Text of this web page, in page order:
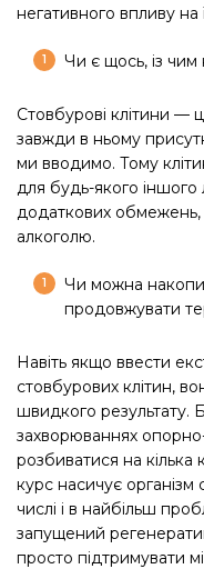
негативного впливу на
Чи є щось, із чим
Стовбурові клітини —
завжди в ньому
ми вводимо. Тому
для будь-якого іншого
додаткових
алкоголю.
Чи можна
продовжувати
Навіть якщо ввести
стовбурових клітин,
швидкого результату.
захворюваннях
розбиватися на
курс насичує
числі і в найбільш
запущений
просто підтримувати